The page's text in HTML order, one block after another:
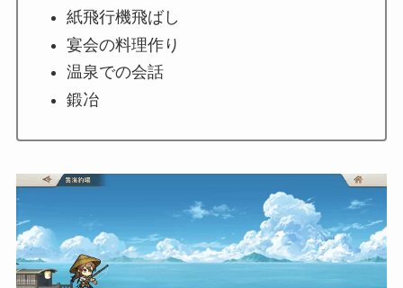
紙飛行機飛ばし
宴会の料理作り
温泉での会話
鍛冶